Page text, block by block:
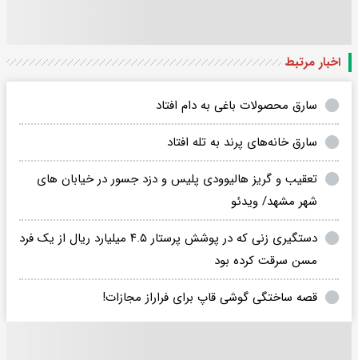
اخبار مرتبط
سارق محصولات باغی به دام افتاد
سارق خانه‌های پرند به تله افتاد
تعقیب و گریز هالیوودی پلیس و دزد جسور در خیابان های
شهر مشهد/ ویدئو
دستگیری زنی که در پوشش پرستار ۴.۵ میلیارد ریال از یک فرد
مسن سرقت کرده بود
قصه ساختگی گوشی قاپ برای فراراز مجازات!